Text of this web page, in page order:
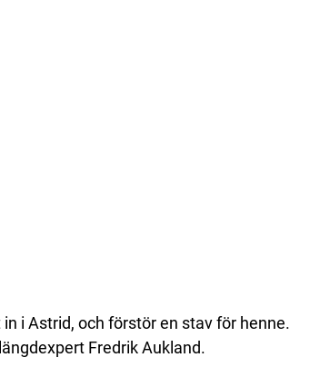
i Astrid, och förstör en stav för henne.
Fredrik Aukland.